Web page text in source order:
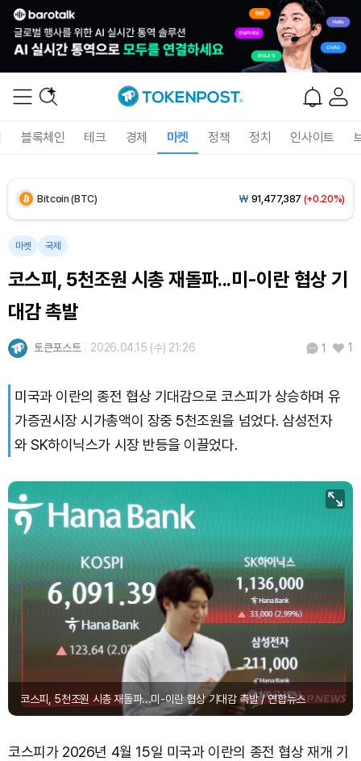
블록체인 테크 경제 마켓 정책 정치 인사이트
Solana (SOL) ₩ 105,618(+2.09%)
Bitcoin (BTC) ₩ 91,477,387 (+0.20%)
마켓 국제
코스피, 5천조원 시총 재돌파...미-이란 협상 기
대감 촉발
토큰포스트 2026.04.15 (수) 21:26 1 1
미국과 이란의 종전 협상 기대감으로 코스피가 상승하며 유
가증권시장 시가총액이 장중 5천조원을 넘었다. 삼성전자
와 SK하이닉스가 시장 반등을 이끌었다.
코스피, 5천조원 시총 재돌파...미-이란 협상 기대감 촉발 / 연합뉴스
코스피가 2026년 4월 15일 미국과 이란의 종전 협상 재개 기